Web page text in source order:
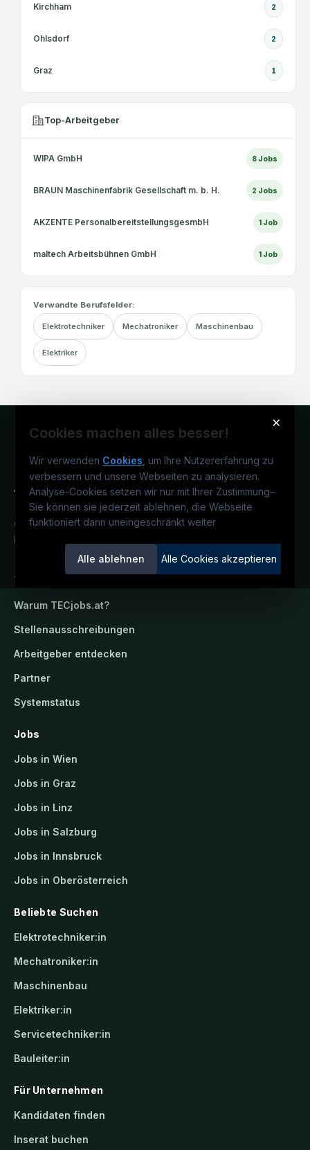
Kirchham 2
Ohlsdorf 2
Graz 1
Top-Arbeitgeber
WIPA GmbH 8 Jobs
BRAUN Maschinenfabrik Gesellschaft m. b. H. 2 Jobs
AKZENTE PersonalbereitstellungsgesmbH 1 Job
maltech Arbeitsbühnen GmbH 1 Job
Verwandte Berufsfelder:
Elektrotechniker Mechatroniker Maschinenbau
Elektriker
×
Cookies machen alles besser!
Wir verwenden Cookies , um Ihre Nutzererfahrung zu
verbessern und unsere Webseiten zu analysieren.
Analyse-Cookies setzen wir nur mit Ihrer Zustimmung–
Sie können sie jederzeit ablehnen, die Webseite
funktioniert dann uneingeschränkt weiter
Alle ablehnen Alle Cookies akzeptieren
Österreichs technisches Karriereportal.
Ein Service der candidatis GmbH.
TECjobs.at
Warum TECjobs.at?
Stellenausschreibungen
Arbeitgeber entdecken
Partner
Systemstatus
Jobs
Jobs in Wien
Jobs in Graz
Jobs in Linz
Jobs in Salzburg
Jobs in Innsbruck
Jobs in Oberösterreich
Beliebte Suchen
Elektrotechniker:in
Mechatroniker:in
Maschinenbau
Elektriker:in
Servicetechniker:in
Bauleiter:in
Für Unternehmen
Kandidaten finden
Inserat buchen